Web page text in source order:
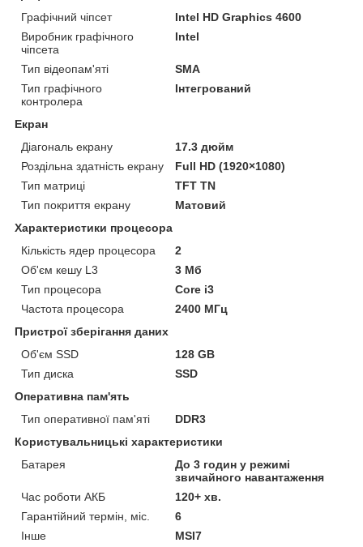
Графічний чіпсет
Intel HD Graphics 4600
Виробник графічного
чіпсета
Intel
Тип відеопам'яті
SMA
Тип графічного
контролера
Інтегрований
Екран
Діагональ екрану
17.3 дюйм
Роздільна здатність екрану
Full HD (1920×1080)
Тип матриці
TFT TN
Тип покриття екрану
Матовий
Характеристики процесора
Кількість ядер процесора
2
Об'єм кешу L3
3 Мб
Тип процесора
Core i3
Частота процесора
2400 МГц
Пристрої зберігання даних
Об'єм SSD
128 GB
Тип диска
SSD
Оперативна пам'ять
Тип оперативної пам'яті
DDR3
Користувальницькі характеристики
Батарея
До 3 годин у режимі
звичайного навантаження
Час роботи АКБ
120+ хв.
Гарантійний термін, міс.
6
Інше
MSI7